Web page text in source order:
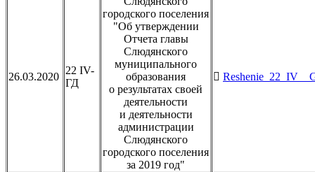
26.03.2020
22 IV-
ГД
городского поселения
"Об утверждении
Отчета главы
Слюдянского
муниципального
образования
о результатах своей
деятельности
и деятельности
администрации
Слюдянского
городского поселения
за 2019 год"